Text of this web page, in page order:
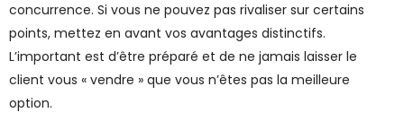
concurrence. Si vous ne pouvez pas rivaliser sur certains
points, mettez en avant vos avantages distinctifs.
L’important est d’être préparé et de ne jamais laisser le
client vous « vendre » que vous n’êtes pas la meilleure
option.